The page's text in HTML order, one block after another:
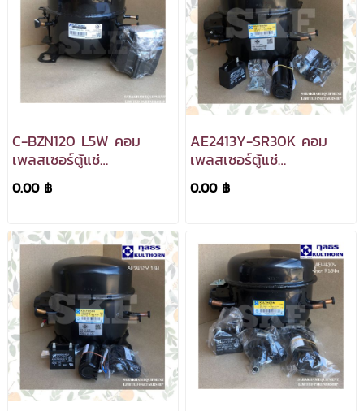
C-BZN120 L5W คอม
เพลสเซอร์ตู้แช่
KULTHORN
0.00 ฿
AE2413Y-SR30K คอม
เพลสเซอร์ตู้แช่
KULTHORN
0.00 ฿